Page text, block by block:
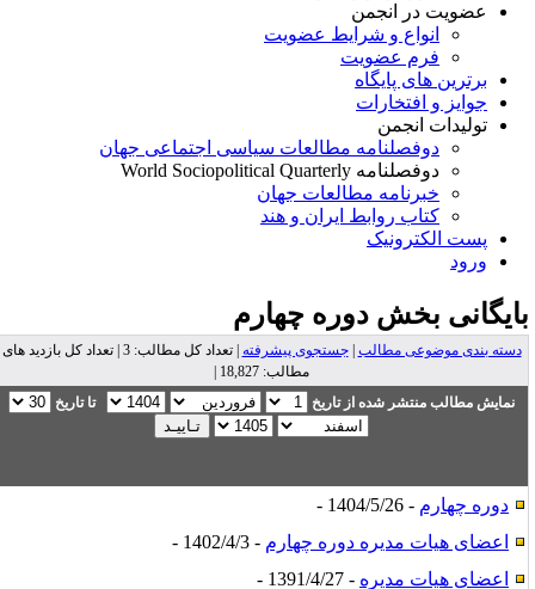
عضویت در انجمن
انواع و شرایط عضویت
فرم عضویت
برترین های پایگاه
جوایز و افتخارات
تولیدات انجمن
دوفصلنامه مطالعات سیاسی اجتماعی جهان
دوفصلنامه World Sociopolitical Quarterly
خبرنامه مطالعات جهان
کتاب روابط ایران و هند
پست الکترونیک
ورود
بخشدوره چهارم
دسته بندی موضوعی مطالب|جستجوی پیشرفته
| تعداد کل مطالب: 3 | تعداد کل بازدید های
مطالب: 18,827 |
نمایش مطالب منتشر شده از تاریخ
تا تاریخ
دوره چهارم - 1404/5/26 -
اعضای هیات مدیره دوره چهارم - 1402/4/3 -
اعضای هیات مدیره - 1391/4/27 -